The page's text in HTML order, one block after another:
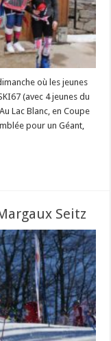
où les jeunes
(avec 4 jeunes du
Lac Blanc, en Coupe
pour un Géant,
Seitz